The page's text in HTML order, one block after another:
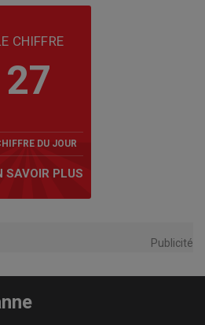
CHIFFRE
27
DU JOUR
SAVOIR PLUS
Publicité